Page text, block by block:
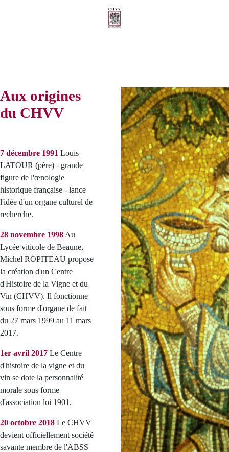
Aux origines
du CHVV
7 décembre 1991 Louis
LATOUR (père) - grande
figure de l'œnologie
historique française - lance
l'idée d'un organe culturel de
recherche.
28 novembre 1998 Au
Lycée viticole de Beaune,
Michel ROPITEAU propose
la création d'un Centre
d'Histoire de la Vigne et du
Vin (CHVV). Il fonctionne
sous forme d'organe de fait
du 27 mars 1999 au 11 mars
2017.
1er avril 2017 Le Centre
d'histoire de la vigne et du
vin se dote la personnalité
morale sous forme
d'association loi 1901.
20 octobre 2018 Le CHVV
devient officiellement société
savante membre de l'ABSS